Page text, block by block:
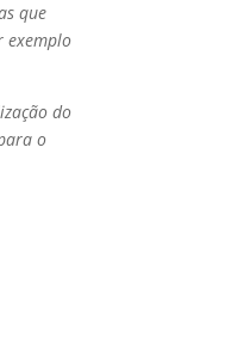
que
exemplo
do
o